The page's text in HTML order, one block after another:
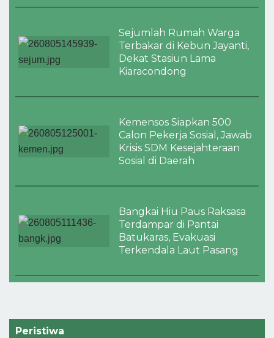
Sejumlah Rumah Warga
Terbakar di Kebun Jayanti,
Dekat Stasiun Lama
Kiaracondong
Kemensos Siapkan 500
Calon Pekerja Sosial, Jawab
Krisis SDM Kesejahteraan
Sosial di Daerah
Bangkai Hiu Paus Raksasa
Terdampar di Pantai
Batukaras, Evakuasi
Terkendala Laut Pasang
Peristiwa